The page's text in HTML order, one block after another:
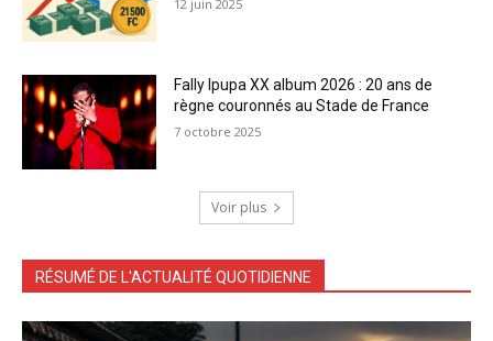
12 juin 2025
Fally Ipupa XX album 2026 : 20 ans de
règne couronnés au Stade de France
7 octobre 2025
Voir plus
RÉSUMÉ DE L'ACTUALITÉ QUOTIDIENNE